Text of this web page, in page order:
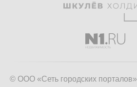
© ООО «Сеть городских порталов»